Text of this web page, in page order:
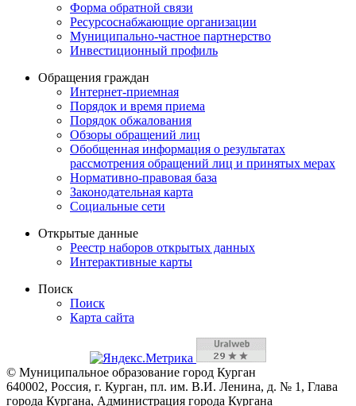
Форма обратной связи
Ресурсоснабжающие организации
Муниципально-частное партнерство
Инвестиционный профиль
Обращения граждан
Интернет-приемная
Порядок и время приема
Порядок обжалования
Обзоры обращений лиц
Обобщенная информация о результатах
рассмотрения обращений лиц и принятых мерах
Нормативно-правовая база
Законодательная карта
Социальные сети
Открытые данные
Реестр наборов открытых данных
Интерактивные карты
Поиск
Поиск
Карта сайта
© Муниципальное образование город Курган
640002, Россия, г. Курган, пл. им. В.И. Ленина, д. № 1, Глава
города Кургана, Администрация города Кургана